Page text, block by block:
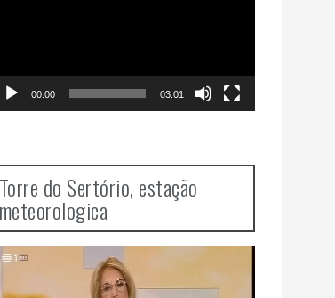
00:00 03:01
Torre do Sertório, estação
meteorologica